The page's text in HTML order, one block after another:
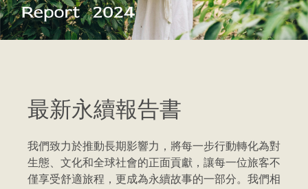
最新永續報告書
我們致力於推動長期影響力，將每一步行動轉化為對
生態、文化和全球社會的正面貢獻，讓每一位旅客不
僅享受舒適旅程，更成為永續故事的一部分。我們相